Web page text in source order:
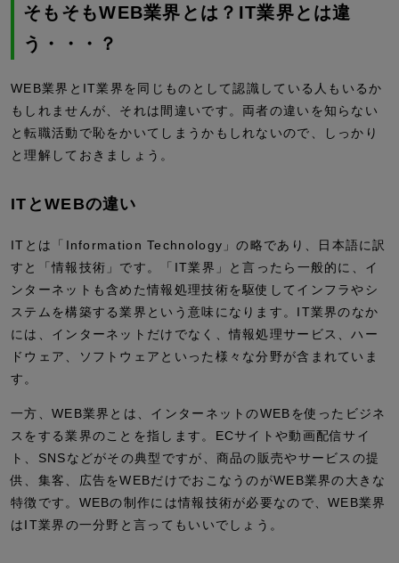
そもそもWEB業界とは？IT業界とは違
う・・・？
WEB業界とIT業界を同じものとして認識している人もいるか
もしれませんが、それは間違いです。両者の違いを知らない
と転職活動で恥をかいてしまうかもしれないので、しっかり
と理解しておきましょう。
ITとWEBの違い
ITとは「Information Technology」の略であり、日本語に訳
すと「情報技術」です。「IT業界」と言ったら一般的に、イ
ンターネットも含めた情報処理技術を駆使してインフラやシ
ステムを構築する業界という意味になります。IT業界のなか
には、インターネットだけでなく、情報処理サービス、ハー
ドウェア、ソフトウェアといった様々な分野が含まれていま
す。
一方、WEB業界とは、インターネットのWEBを使ったビジネ
スをする業界のことを指します。ECサイトや動画配信サイ
ト、SNSなどがその典型ですが、商品の販売やサービスの提
供、集客、広告をWEBだけでおこなうのがWEB業界の大きな
特徴です。WEBの制作には情報技術が必要なので、WEB業界
はIT業界の一分野と言ってもいいでしょう。